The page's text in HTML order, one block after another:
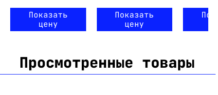
Показать
цену
Показать
цену
Просмотренные товары